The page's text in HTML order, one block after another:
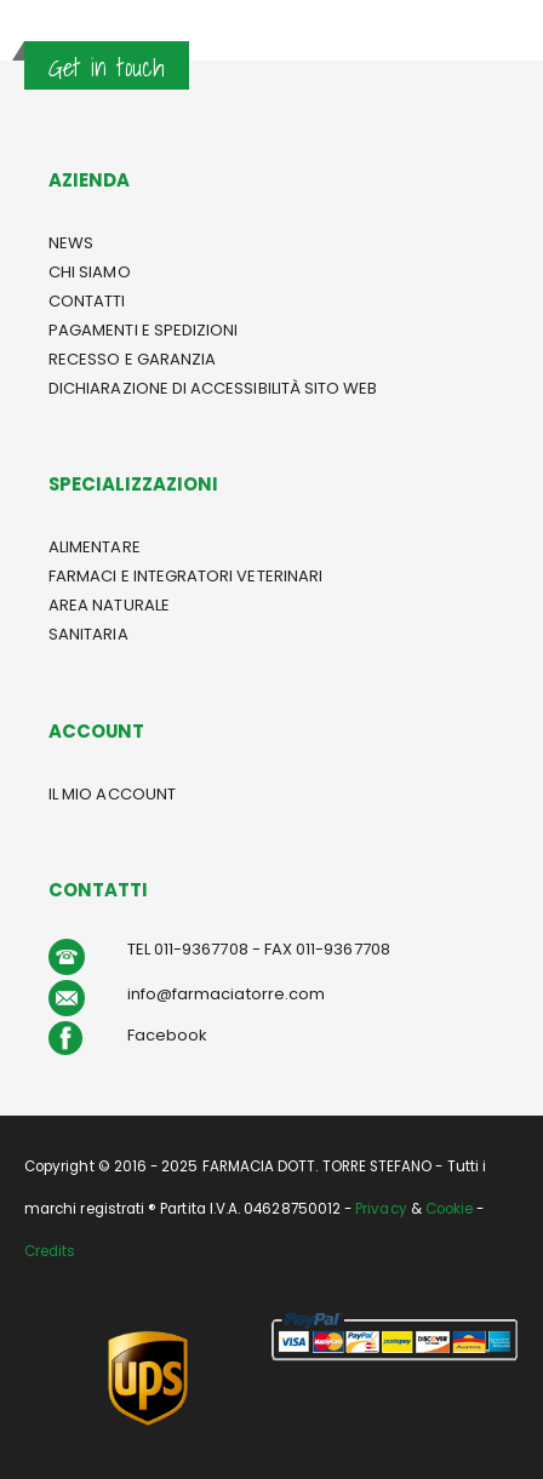
Get in touch
AZIENDA
NEWS
CHI SIAMO
CONTATTI
PAGAMENTI E SPEDIZIONI
RECESSO E GARANZIA
DICHIARAZIONE DI ACCESSIBILITÀ SITO WEB
SPECIALIZZAZIONI
ALIMENTARE
FARMACI E INTEGRATORI VETERINARI
AREA NATURALE
SANITARIA
ACCOUNT
IL MIO ACCOUNT
CONTATTI
TEL 011-9367708 - FAX 011-9367708
info@farmaciatorre.com
Facebook
Copyright © 2016 - 2025 FARMACIA DOTT. TORRE STEFANO - Tutti i
marchi registrati ® Partita I.V.A. 04628750012 - Privacy& Cookie-
Credits